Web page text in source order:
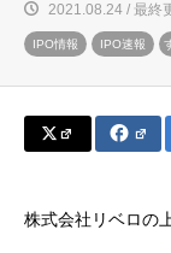
2021.08.24 / 最終
IPO情報 IPO速報
株式会社リベロの